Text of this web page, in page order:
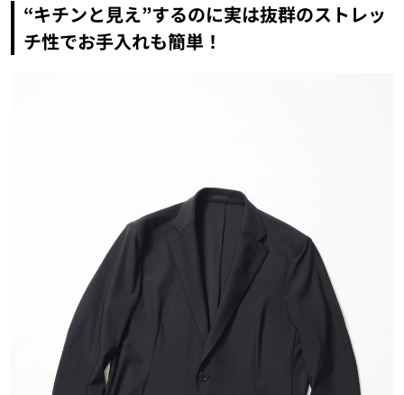
“キチンと見え”するのに実は抜群のストレッ
チ性でお手入れも簡単！